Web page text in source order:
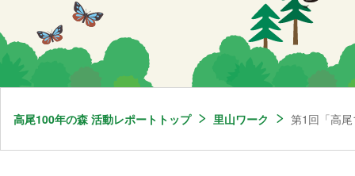
高尾100年の森 活動レポートトップ 里山ワーク 第1回「高